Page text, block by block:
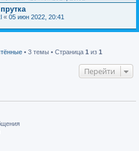
« 05 июн 2022, 20:41
• 3 темы • Страница 1 из 1
Перейти